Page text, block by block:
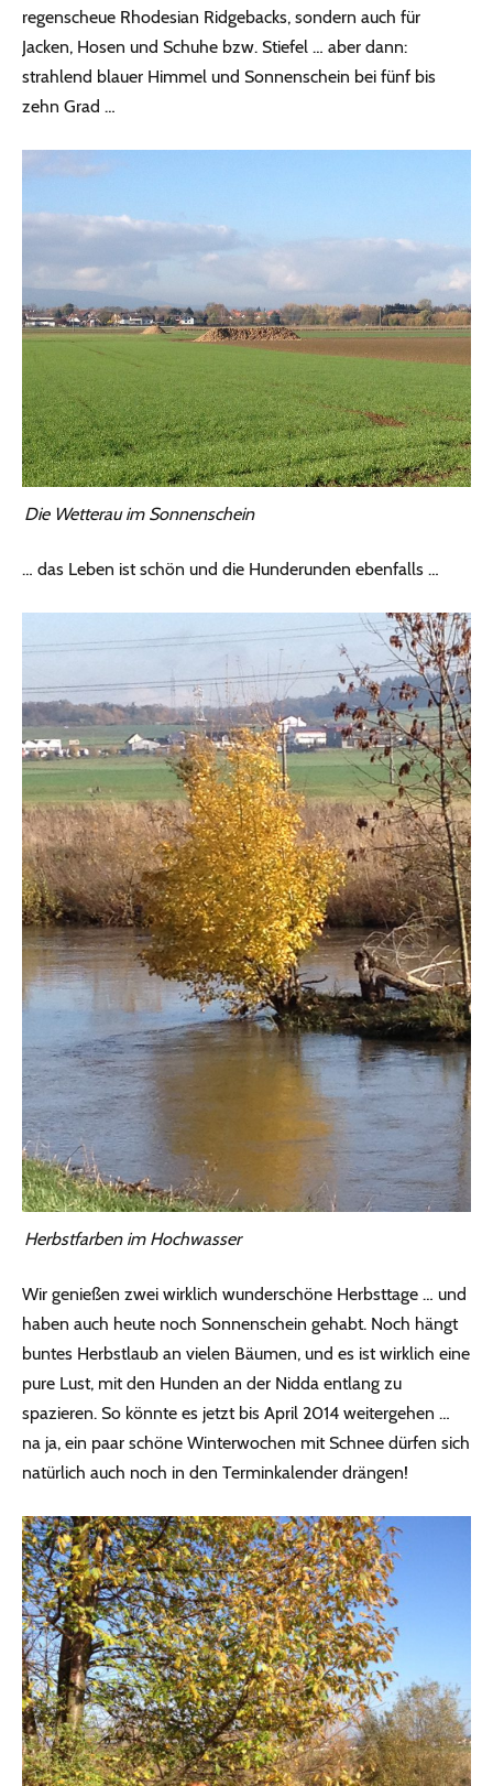
regenscheue Rhodesian Ridgebacks, sondern auch für
Jacken, Hosen und Schuhe bzw. Stiefel … aber dann:
strahlend blauer Himmel und Sonnenschein bei fünf bis
zehn Grad …
Die Wetterau im Sonnenschein
… das Leben ist schön und die Hunderunden ebenfalls …
Herbstfarben im Hochwasser
Wir genießen zwei wirklich wunderschöne Herbsttage … und
haben auch heute noch Sonnenschein gehabt. Noch hängt
buntes Herbstlaub an vielen Bäumen, und es ist wirklich eine
pure Lust, mit den Hunden an der Nidda entlang zu
spazieren. So könnte es jetzt bis April 2014 weitergehen …
na ja, ein paar schöne Winterwochen mit Schnee dürfen sich
natürlich auch noch in den Terminkalender drängen!